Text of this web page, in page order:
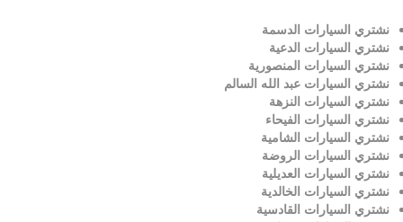
نشتري السيارات الدسمة
نشتري السيارات الدعية
نشتري السيارات المنصورية
نشتري السيارات عبد الله السالم
نشتري السيارات النزهة
نشتري السيارات الفيحاء
نشتري السيارات الشامية
نشتري السيارات الروضة
نشتري السيارات العديلية
نشتري السيارات الخالدية
نشتري السيارات القادسية